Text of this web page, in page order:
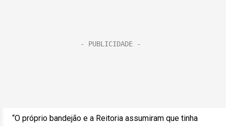
“O próprio bandejão e a Reitoria assumiram que tinha